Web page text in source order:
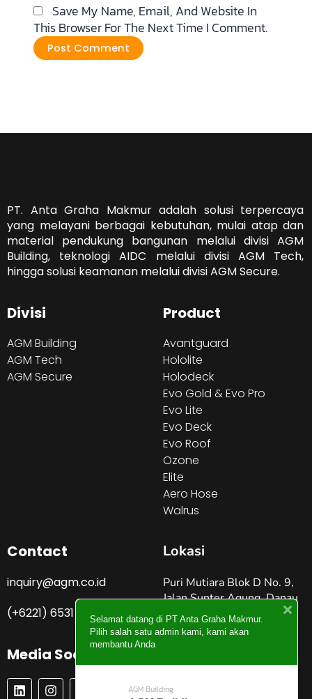
Save My Name, Email, And Website In
This Browser For The Next Time I Comment.
PT. Anta Graha Makmur adalah solusi terpercaya
yang melayani berbagai kebutuhan, mulai atap dan
material pendukung bangunan melalui divisi AGM
Building, teknologi AIDC melalui divisi AGM Tech,
hingga solusi keamanan melalui divisi AGM Secure.
Divisi
AGM Building
AGM Tech
AGM Secure
Product
Avantguard
Hololite
Holodeck
Evo Gold & Evo Pro
Evo Lite
Evo Deck
Evo Roof
Ozone
Elite
Aero Hose
Walrus
Contact
inquiry@agm.co.id
(+6221) 6531 4274
Media Social
L I
Lokasi
Puri Mutiara Blok D No. 9,
Jalan Sunter Agung, Danau
Sunter Jakarta Utara –
Indonesia
Selamat datang di PT Anta Graha Makmur.
Pilih salah satu admin kami, kami akan
membantu Anda
AGM Building